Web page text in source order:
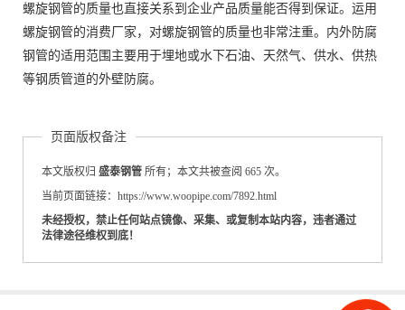
螺旋钢管的质量也直接关系到企业产品质量能否得到保证。运用
螺旋钢管的消费厂家，对螺旋钢管的质量也非常注重。内外防腐
钢管的适用范围主要用于埋地或水下石油、天然气、供水、供热
等钢质管道的外壁防腐。
页面版权备注
本文版权归 盛泰钢管 所有；本文共被查阅 665 次。
当前页面链接：https://www.woopipe.com/7892.html
未经授权，禁止任何站点镜像、采集、或复制本站内容，违者通过
法律途径维权到底！